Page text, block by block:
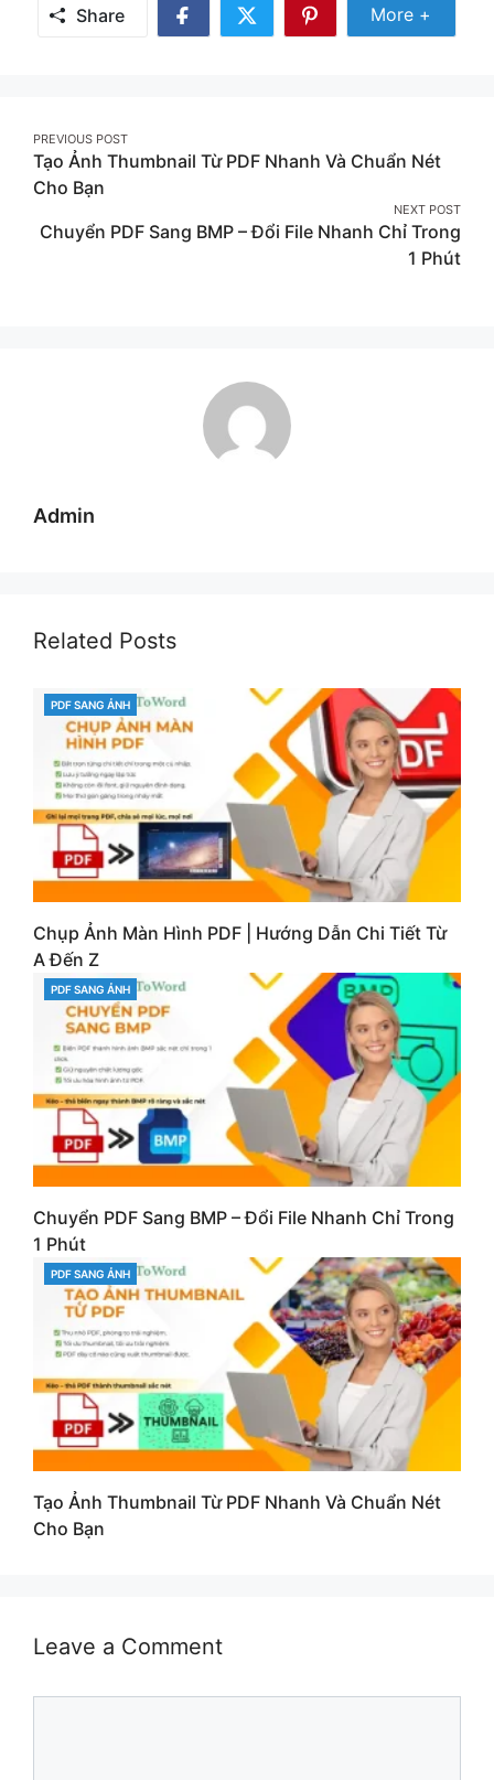
Share
Share
Share
Share
More +
Post
navigation
PREVIOUS POST
Tạo Ảnh Thumbnail Từ PDF Nhanh Và Chuẩn Nét
Cho Bạn
NEXT POST
Chuyển PDF Sang BMP – Đổi File Nhanh Chỉ Trong
1 Phút
Admin
Related Posts
CATEGORIES
PDF SANG ẢNH
Chụp Ảnh Màn Hình PDF | Hướng Dẫn Chi Tiết Từ
A Đến Z
CATEGORIES
PDF SANG ẢNH
Chuyển PDF Sang BMP – Đổi File Nhanh Chỉ Trong
1 Phút
CATEGORIES
PDF SANG ẢNH
Tạo Ảnh Thumbnail Từ PDF Nhanh Và Chuẩn Nét
Cho Bạn
Leave a Comment